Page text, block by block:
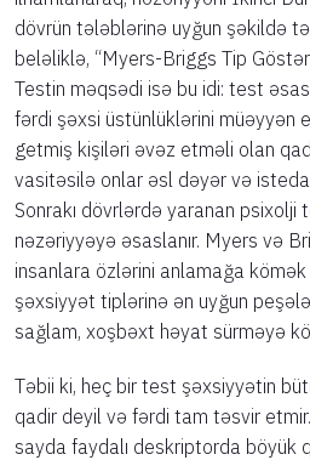
dövrün tələblərinə uyğun şəkildə
beləliklə, “Myers-Briggs Tip
Testin məqsədi isə bu idi: test
fərdi şəxsi üstünlüklərini müəyyən
getmiş kişiləri əvəz etməli olan
vasitəsilə onlar əsl dəyər və
Sonrakı dövrlərdə yaranan psixolji
nəzəriyyəyə əsaslanır. Myers və
insanlara özlərini anlamağa
şəxsiyyət tiplərinə ən uyğun
sağlam, xoşbəxt həyat sürməyə
Təbii ki, heç bir test şəxsiyyətin
qadir deyil və fərdi tam təsvir
sayda faydalı deskriptorda böyük